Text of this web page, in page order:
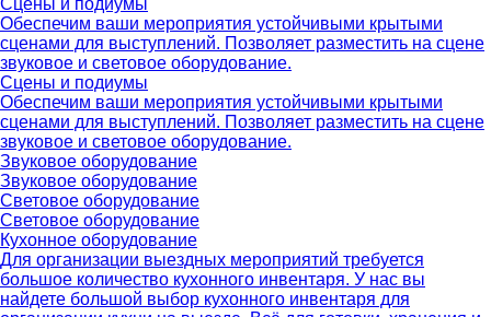
Обеспечим ваши мероприятия устойчивыми крытыми
сценами для выступлений. Позволяет разместить на сцене
звуковое и световое оборудование.
Сцены и подиумы
Обеспечим ваши мероприятия устойчивыми крытыми
сценами для выступлений. Позволяет разместить на сцене
звуковое и световое оборудование.
Звуковое оборудование
Звуковое оборудование
Световое оборудование
Световое оборудование
Кухонное оборудование
Для организации выездных мероприятий требуется
большое количество кухонного инвентаря. У нас вы
найдете большой выбор кухонного инвентаря для